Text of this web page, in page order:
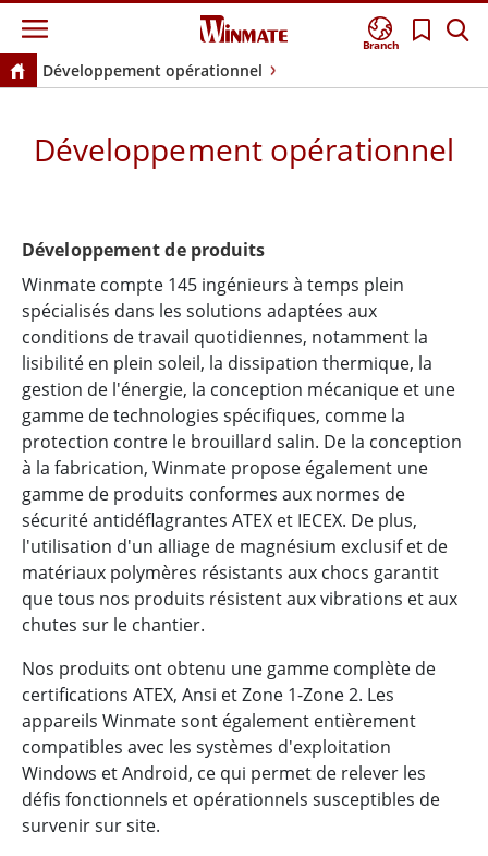
Branch
Développement opérationnel
Développement opérationnel
Développement de produits
Winmate compte 145 ingénieurs à temps plein
spécialisés dans les solutions adaptées aux
conditions de travail quotidiennes, notamment la
lisibilité en plein soleil, la dissipation thermique, la
gestion de l'énergie, la conception mécanique et une
gamme de technologies spécifiques, comme la
protection contre le brouillard salin. De la conception
à la fabrication, Winmate propose également une
gamme de produits conformes aux normes de
sécurité antidéflagrantes ATEX et IECEX. De plus,
l'utilisation d'un alliage de magnésium exclusif et de
matériaux polymères résistants aux chocs garantit
que tous nos produits résistent aux vibrations et aux
chutes sur le chantier.
Nos produits ont obtenu une gamme complète de
certifications ATEX, Ansi et Zone 1-Zone 2. Les
appareils Winmate sont également entièrement
compatibles avec les systèmes d'exploitation
Windows et Android, ce qui permet de relever les
défis fonctionnels et opérationnels susceptibles de
survenir sur site.